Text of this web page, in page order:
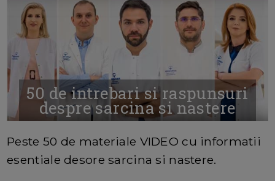
50 de intrebari si raspunsuri
despre sarcina si nastere
Peste 50 de materiale VIDEO cu informatii
esentiale desore sarcina si nastere.